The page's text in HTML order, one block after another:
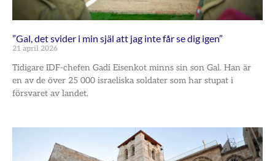
”Gal, det svider i min själ att jag inte får se dig igen”
21 april 2026
Tidigare IDF-chefen Gadi Eisenkot minns sin son Gal. Han är
en av de över 25 000 israeliska soldater som har stupat i
försvaret av landet.